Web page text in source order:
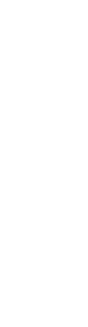
以開啟 Life
其中一個動作。
子郵件。
錄或應用程式區域
深度連結,則會前
者輸入其 PIN。使
能檢視連結的頁
造訪的 URL 架構。
頁面以建立或編輯
開啟 Life